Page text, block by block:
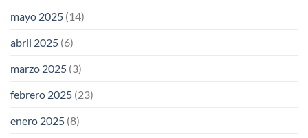
mayo 2025 (14)
abril 2025 (6)
marzo 2025 (3)
febrero 2025 (23)
enero 2025 (8)